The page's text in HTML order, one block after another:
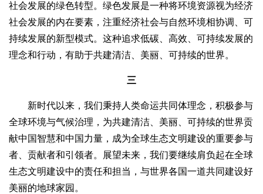
社会发展的绿色转型。绿色发展是一种将环境资源视为经济
社会发展的内在要素，注重经济社会与自然环境相协调、可
持续发展的新型模式。这种追求低碳、高效、可持续发展的
理念和行动，有助于共建清洁、美丽、可持续的世界。
三
新时代以来，我们秉持人类命运共同体理念，积极参与
全球环境与气候治理，为共建清洁、美丽、可持续的世界贡
献中国智慧和中国力量，成为全球生态文明建设的重要参与
者、贡献者和引领者。展望未来，我们要继续肩负起在全球
生态文明建设中的责任和担当，与世界各国一道共同建设好
美丽的地球家园。